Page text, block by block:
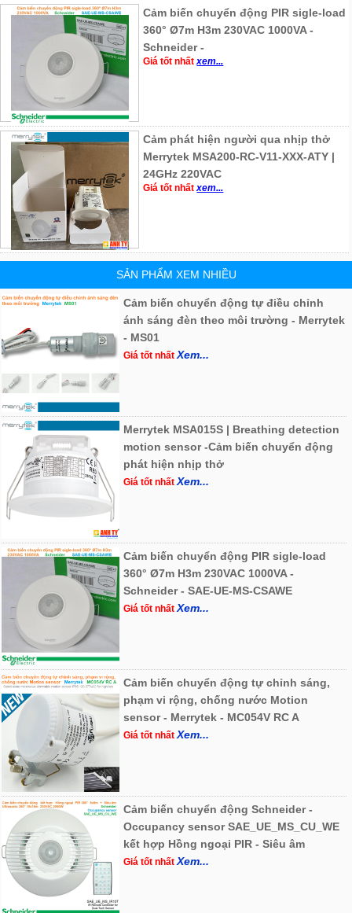
Cảm biến chuyển động PIR sigle-load
360° Ø7m H3m 230VAC 1000VA -
Schneider -
Giá tốt nhấtxem...
Cảm phát hiện người qua nhịp thở
Merrytek MSA200-RC-V11-XXX-ATY |
24GHz 220VAC
Giá tốt nhấtxem...
SẢN PHẨM XEM NHIỀU
Cảm biến chuyển động tự điều chỉnh
ánh sáng đèn theo môi trường - Merrytek
- MS01
Giá tốt nhấtXem...
Merrytek MSA015S | Breathing detection
motion sensor -Cảm biến chuyển động
phát hiện nhịp thở
Giá tốt nhấtXem...
Cảm biến chuyển động PIR sigle-load
360° Ø7m H3m 230VAC 1000VA -
Schneider - SAE-UE-MS-CSAWE
Giá tốt nhấtXem...
Cảm biến chuyển động tự chỉnh sáng,
phạm vi rộng, chống nước Motion
sensor - Merrytek - MC054V RC A
Giá tốt nhấtXem...
Cảm biến chuyển động Schneider -
Occupancy sensor SAE_UE_MS_CU_WE
kết hợp Hồng ngoại PIR - Siêu âm
Giá tốt nhấtXem...